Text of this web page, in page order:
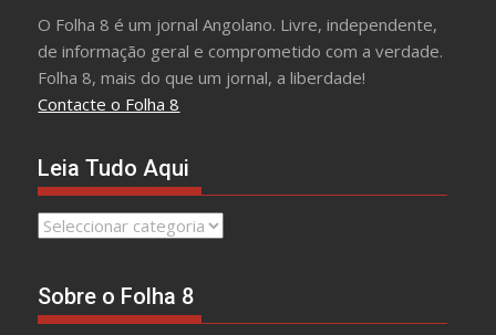
O Folha 8 é um jornal Angolano. Livre, independente,
de informação geral e comprometido com a verdade.
Folha 8, mais do que um jornal, a liberdade!
Contacte o Folha 8
Leia Tudo Aqui
Leia
Sobre o Folha 8